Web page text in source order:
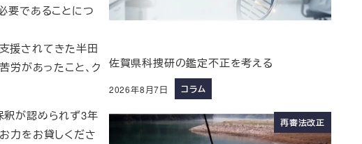
要であることにつ
援されてきた半田
労があったこと、ク
釈が認められず3年
力をお貸しくださ
佐賀県科捜研の鑑定不正を考える
2026年8月7日 コラム
再審法改正